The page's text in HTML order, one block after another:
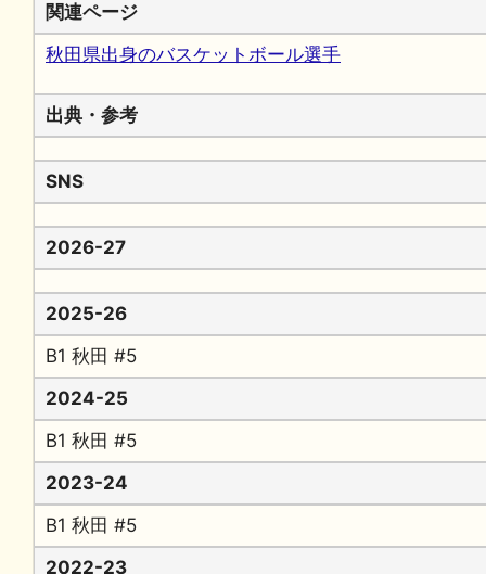
関連ページ
秋田県出身のバスケットボール選手
出典・参考
SNS
2026-27
2025-26
B1 秋田 #5
2024-25
B1 秋田 #5
2023-24
B1 秋田 #5
2022-23